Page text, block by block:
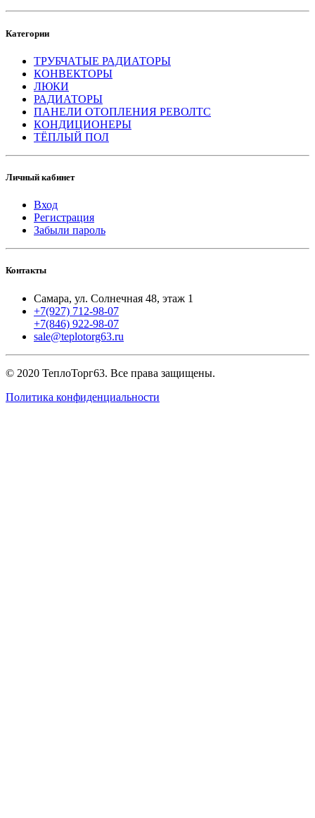
Категории
ТРУБЧАТЫЕ РАДИАТОРЫ
КОНВЕКТОРЫ
ЛЮКИ
РАДИАТОРЫ
ПАНЕЛИ ОТОПЛЕНИЯ РЕВОЛТС
КОНДИЦИОНЕРЫ
ТЁПЛЫЙ ПОЛ
Личный кабинет
Вход
Регистрация
Забыли пароль
Контакты
Самара, ул. Солнечная 48, этаж 1
+7(927) 712-98-07
+7(846) 922-98-07
sale@teplotorg63.ru
© 2020 ТеплоТорг63. Все права защищены.
Политика конфиденциальности